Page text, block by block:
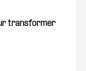
transformer